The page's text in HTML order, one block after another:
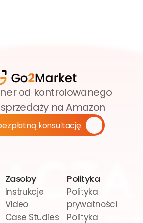
od kontrolowanego
na Amazon
konsultację
Zasoby
Instrukcje
Video
Case Studies
Polityka
Polityka
prywatności
Polityka